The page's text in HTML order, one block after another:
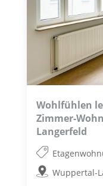
Wohlfühlen
Zimmer-
Langerfeld
Wuppertal-